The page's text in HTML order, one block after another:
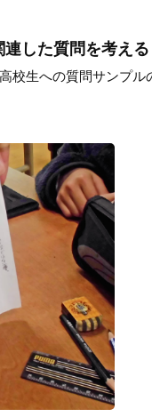
した質問を考える
校生への質問サンプ